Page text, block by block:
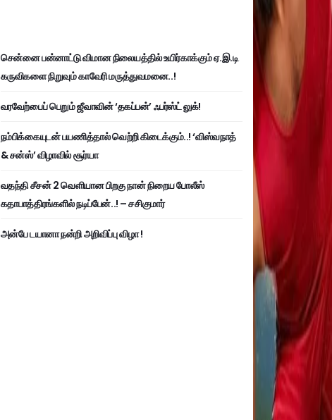
சென்னை பன்னாட்டு விமான நிலையத்தில் உயிர்காக்கும் ஏ.இ.டி
கருவிகளை நிறுவும் காவேரி மருத்துவமனை..!
வரவேற்பைப் பெறும் ஜீவாவின் ‘தகப்பன்’ ஃபர்ஸ்ட் லுக்!
நம்பிக்கையுடன் பயணித்தால் வெற்றி கிடைக்கும்..! ‘விஸ்வநாத்
& சன்ஸ்’ விழாவில் சூர்யா
வதந்தி சீசன் 2 வெளியான பிறகு நான் நிறைய போலீஸ்
கதாபாத்திரங்களில் நடிப்பேன்..! – சசிகுமார்
அன்பே டயானா நன்றி அறிவிப்பு விழா !